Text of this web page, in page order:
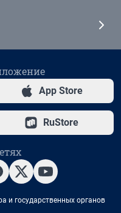
App Store
RuStore
и государственных органов